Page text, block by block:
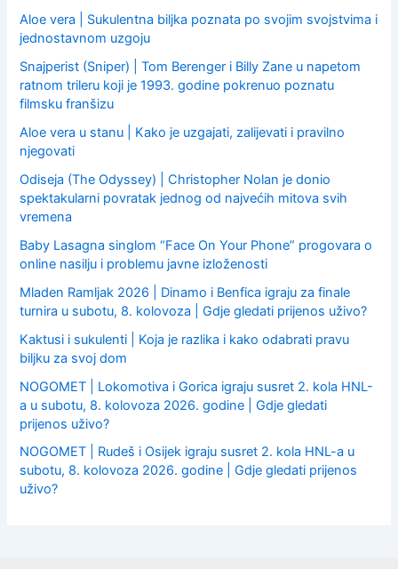
Aloe vera | Sukulentna biljka poznata po svojim svojstvima i
jednostavnom uzgoju
Snajperist (Sniper) | Tom Berenger i Billy Zane u napetom
ratnom trileru koji je 1993. godine pokrenuo poznatu
filmsku franšizu
Aloe vera u stanu | Kako je uzgajati, zalijevati i pravilno
njegovati
Odiseja (The Odyssey) | Christopher Nolan je donio
spektakularni povratak jednog od najvećih mitova svih
vremena
Baby Lasagna singlom “Face On Your Phone” progovara o
online nasilju i problemu javne izloženosti
Mladen Ramljak 2026 | Dinamo i Benfica igraju za finale
turnira u subotu, 8. kolovoza | Gdje gledati prijenos uživo?
Kaktusi i sukulenti | Koja je razlika i kako odabrati pravu
biljku za svoj dom
NOGOMET | Lokomotiva i Gorica igraju susret 2. kola HNL-
a u subotu, 8. kolovoza 2026. godine | Gdje gledati
prijenos uživo?
NOGOMET | Rudeš i Osijek igraju susret 2. kola HNL-a u
subotu, 8. kolovoza 2026. godine | Gdje gledati prijenos
uživo?